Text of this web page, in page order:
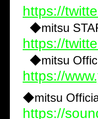
https://
◆mitsu
https://
◆mitsu
https://
◆mitsu
https://